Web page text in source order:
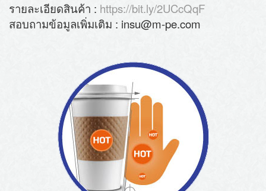
รายละเอียดสินค้า : https://bit.ly/2UCcQqF
สอบถามข้อมูลเพิ่มเติม : insu@m-pe.com